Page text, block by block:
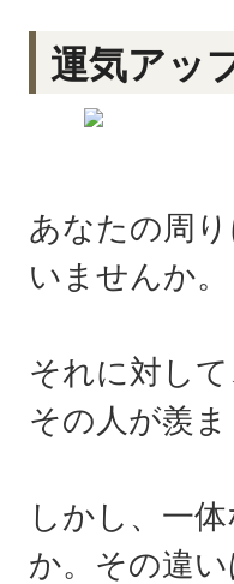
運気アッ
あなたの周
いませんか。
それに対し
その人が羨
しかし、一
か。その違